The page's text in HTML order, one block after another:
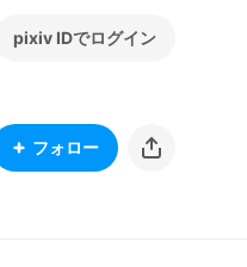
pixiv IDでログイン
フォロー